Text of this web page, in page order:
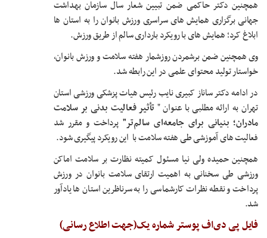
همچنین دکتر حاکمی ضمن تبیین شعار سال سازمان بهداشت
جهانی برگزاری همایش های سراسری ورزش بانوان را به استان ها
ابلاغ کرد؛ همایش های با رویکرد بارداری سالم از طریق ورزش.
وی همچنین ضمن برشمردن روزشمار هفته سلامت و ورزش بانوان،
خواستار تولید محتوای علمی در این رابطه شد.
در ادامه دکتر ساناز کبیری نایب رئیس هیات پزشکی ورزشی استان
تهران به ارائه مطلبی با عنوان "تأثیر فعالیت بدنی بر سلامت
مادران؛ بنیانی برای جامعه‌ای سالم‌تر"پرداخت و مقرر شد
فعالیت های آموزشی طی هفته سلامت با این رویکرد پیگیری شود.
همچنین حمیده ولی نیا مسئول کمیته نظارت بر سلامت اماکن
ورزشی طی سخنانی به اهمیت ارتقای سلامت بانوان در ورزش
پرداخت و نقطه نظرات کارشماسی را به سرناظرین استان ها یادآور
شد.
فایل پی دی‌اف پوستر شماره یک(جهت اطلاع رسانی)